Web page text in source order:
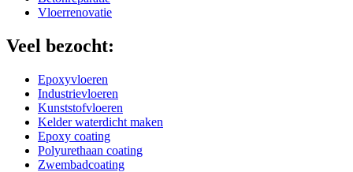
Vloerrenovatie
Veel bezocht:
Epoxyvloeren
Industrievloeren
Kunststofvloeren
Kelder waterdicht maken
Epoxy coating
Polyurethaan coating
Zwembadcoating